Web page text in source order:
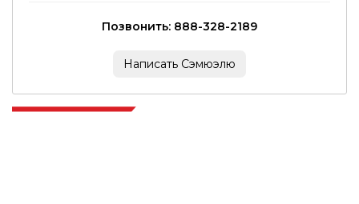
Позвонить: 888-328-2189
Написать Сэмюэлю